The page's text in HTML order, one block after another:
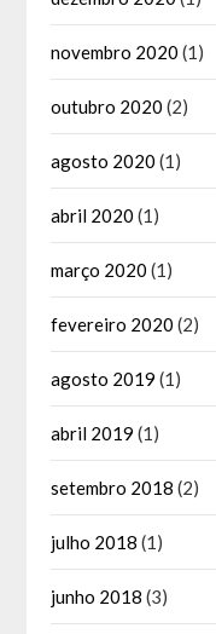
novembro 2020 (1)
outubro 2020 (2)
agosto 2020 (1)
abril 2020 (1)
março 2020 (1)
fevereiro 2020 (2)
agosto 2019 (1)
abril 2019 (1)
setembro 2018 (2)
julho 2018 (1)
junho 2018 (3)